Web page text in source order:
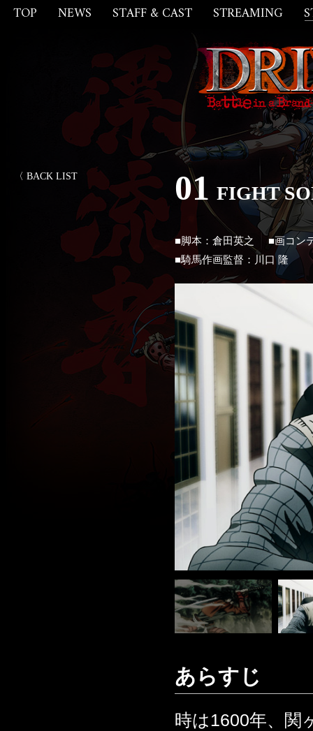
TOP NEWS STAFF & CAST STREAMING
01 FIGHT
■脚本：倉田英之
■画コン
■騎馬作画監督：川口 隆
あらすじ
時は1600年、関
〈 BACK LIST